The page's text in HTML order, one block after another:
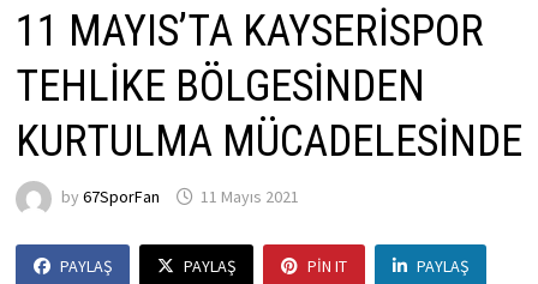
11 MAYIS’TA KAYSERİSPOR
TEHLİKE BÖLGESİNDEN
KURTULMA MÜCADELESİNDE
by 67SporFan 11 Mayıs 2021
PAYLAŞ PAYLAŞ PIN IT PAYLAŞ